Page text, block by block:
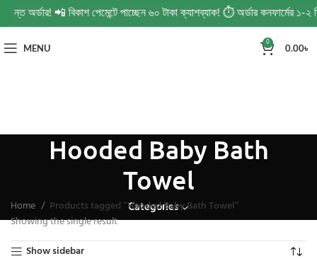
অর্ডার! 📲 বিকাশ পেমেন্টে পাচ্ছেন ৬০ টাকা ক্যাশব্যাক! ⏱️ অর্ডার
MENU 0 0.00৳
Hooded Baby Bath
Towel
Categories
Home
Products tagged “Hooded Baby Bath Towel”
Showing the single result
Show sidebar